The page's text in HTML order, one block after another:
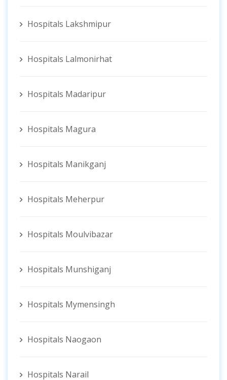
Hospitals Lakshmipur
Hospitals Lalmonirhat
Hospitals Madaripur
Hospitals Magura
Hospitals Manikganj
Hospitals Meherpur
Hospitals Moulvibazar
Hospitals Munshiganj
Hospitals Mymensingh
Hospitals Naogaon
Hospitals Narail